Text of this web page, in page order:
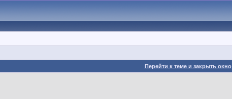
Перейти к теме и закрыть окно